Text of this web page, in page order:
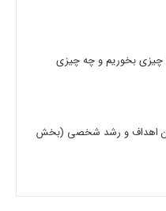
چیزی بخوریم و چه چیزی
اهداف و رشد شخصی (بخش